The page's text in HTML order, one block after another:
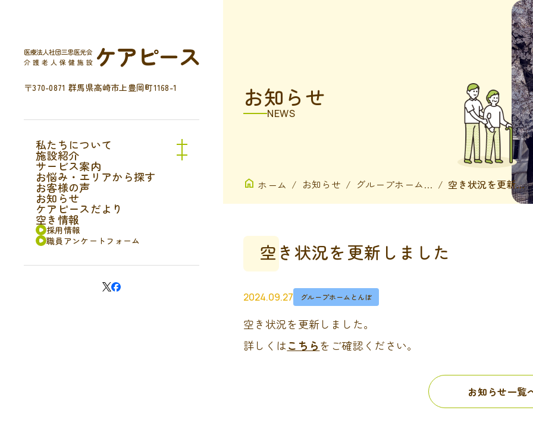
〒370-0871 群馬県高崎市上豊岡町1168-1
私たちについて
施設紹介
サービス案内
お悩み・エリアから探す
お客様の声
お知らせ
ケアピースだより
空き情報
採用情報
職員アンケートフォーム
お知らせ
NEWS
ホーム お知らせ グループホームとんぼ 空き状況を更新しました
空き状況を更新しました
2024.09.27 グループホームとんぼ
空き状況を更新しました。
詳しくはこちらをご確認ください。
お知らせ一覧